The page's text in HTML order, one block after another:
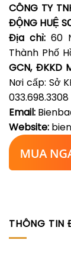
CÔNG TY
ĐỘNG HUỆ
Địa chỉ: 60
Thành Phố
GCN, ĐKKD
Nơi cấp: Sở
033.698.3308
Email:
Website:
THÔNG TIN